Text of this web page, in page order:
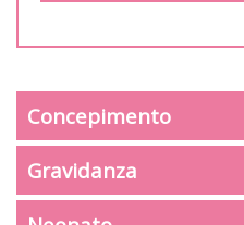
Concepimento
Gravidanza